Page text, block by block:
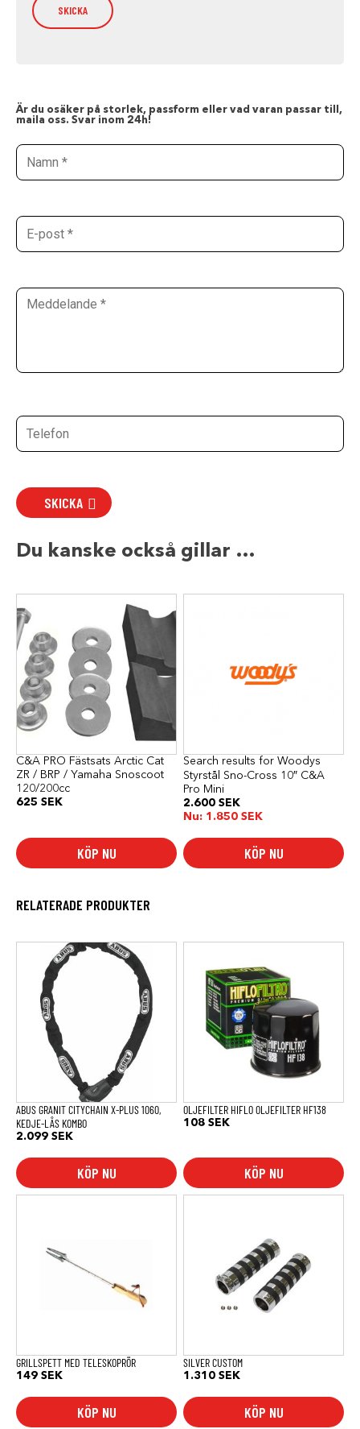
Är du osäker på storlek, passform eller vad varan passar till,
maila oss. Svar inom 24h!
SKICKA
Du kanske också gillar …
C&A PRO Fästsats Arctic Cat
ZR / BRP / Yamaha Snoscoot
120/200cc
625 SEK
KÖP NU
Search results for Woodys
Styrstål Sno-Cross 10″ C&A
Pro Mini
2.600 SEK
Nu: 1.850 SEK
KÖP NU
RELATERADE PRODUKTER
ABUS GRANIT CITYCHAIN X-PLUS 1060,
KEDJE-LÅS KOMBO
2.099 SEK
KÖP NU
OLJEFILTER HIFLO OLJEFILTER HF138
108 SEK
KÖP NU
GRILLSPETT MED TELESKOPRÖR
149 SEK
KÖP NU
SILVER CUSTOM
1.310 SEK
KÖP NU